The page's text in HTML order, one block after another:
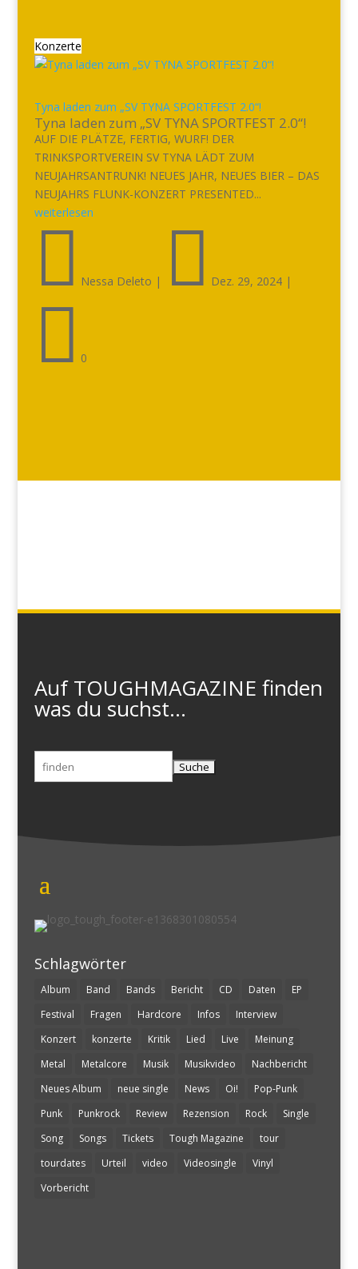
Konzerte
Tyna laden zum „SV TYNA SPORTFEST 2.0“!
Tyna laden zum „SV TYNA SPORTFEST 2.0“!
AUF DIE PLÄTZE, FERTIG, WURF! DER
TRINKSPORTVEREIN SV TYNA LÄDT ZUM
NEUJAHRSANTRUNK! NEUES JAHR, NEUES BIER – DAS
NEUJAHRS FLUNK-KONZERT PRESENTED...
weiterlesen
 Nessa Deleto |  Dez. 29, 2024|
 0
Auf TOUGHMAGAZINE finden
was du suchst...
Suchen
nach:
Schlagwörter
Album Band Bands Bericht CD Daten
EP
Festival
Fragen Hardcore Infos
Interview
Konzert
konzerte Kritik Lied Live
Meinung
Metal
Metalcore Musik Musikvideo
Nachbericht
Neues Album
neue single News Oi!
Pop-Punk
Punk
Punkrock Review Rezension Rock
Single
Song
Songs Tickets Tough Magazine
tour
tourdates
Urteil video Videosingle
Vinyl
Vorbericht